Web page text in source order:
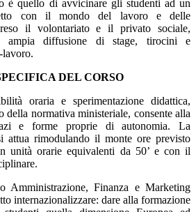
è quello di avvicinare gli studenti ad un
con il mondo del lavoro e delle
il volontariato e il privato sociale,
ampia diffusione di stage, tirocini e
lavoro.
DEL CORSO
oraria e sperimentazione didattica,
della normativa ministeriale, consente alla
e forme proprie di autonomia. La
attua rimodulando il monte ore previsto
unità orarie equivalenti da 50’ e con il
Amministrazione, Finanza e Marketing
internazionalizzare: dare alla formazione